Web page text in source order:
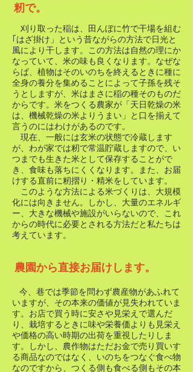
籾で。
刈り取った稲は、田んぼに竹で干場を組む
｢はざ掛け」という昔ながらの方法で日光と
風により干します。この方法は自然の理にか
なっていて、米の味も良くなります。なぜな
らば、植物はそのいのちを終えるときに種に
全身の養分を集めることによって子孫を残そ
うとしますが、米はまさに稲の種そのものだ
からです。米をつくる農家が「天日乾燥の米
は、機械乾燥の米よりうまい」と口を揃えて
言うのにはわけがあるのです。
現在、一般には玄米の状態で冷蔵します
が、わが家では籾で常温貯蔵しますので、い
つまでも生きた米として保存することがで
き、食味も落ちにくくなります。また、お届
けする直前に籾摺り・精米をしています。
このような方法による米づくりは、大規模
化には向きません。しかし、大量のエネルギ
ー、大きな機械や施設がいらないので、これ
からの時代に必要とされる方法だと私たちは
考えています。
​農園から直接お届けします。
今、巷では季節を問わず農産物があふれて
いますが、その本来の価値が見失われていま
す。お店で買う時に安さや見栄えで選んだ
り、栽培するときに味や栄養価よりも見栄え
や価格の高い時期の出荷を重視したりしま
す。しかし、農作物はただお金で売り買いす
る商品なのではなく、いのちをつなぐ食べ物
なのですから、つくる側も食べる側もその本